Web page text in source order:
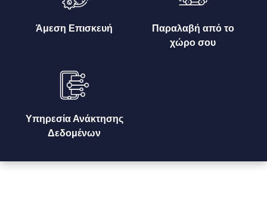
Άμεση Επισκευή
Παραλαβή από το
χώρο σου
Υπηρεσία Ανάκτησης
Δεδομένων